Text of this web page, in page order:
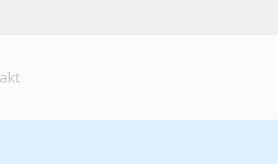
plastů